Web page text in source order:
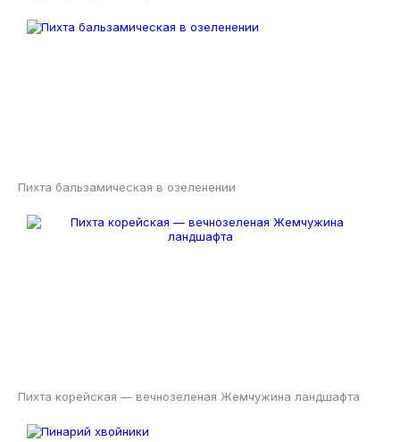
Пихта бальзамическая в озеленении
Пихта корейская — вечнозеленая Жемчужина ландшафта